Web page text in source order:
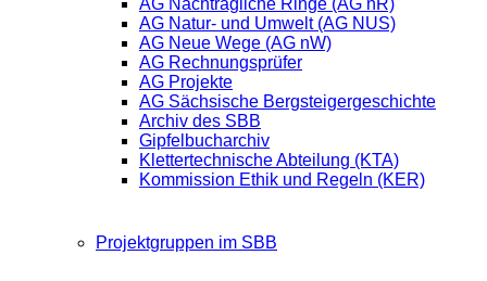
AG Nachträgliche Ringe (AG nR)
AG Natur- und Umwelt (AG NUS)
AG Neue Wege (AG nW)
AG Rechnungsprüfer
AG Projekte
AG Sächsische Bergsteigergeschichte
Archiv des SBB
Gipfelbucharchiv
Klettertechnische Abteilung (KTA)
Kommission Ethik und Regeln (KER)
Projektgruppen im SBB